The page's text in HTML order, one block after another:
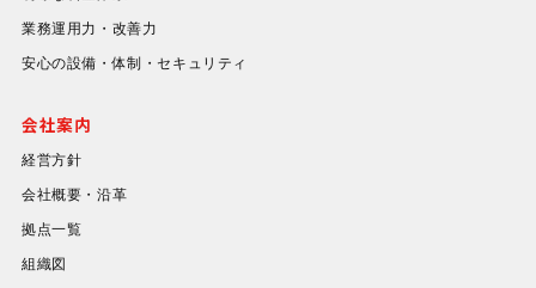
業務運用力・改善力
安心の設備・体制・セキュリティ
会社案内
経営方針
会社概要・沿革
拠点一覧
組織図